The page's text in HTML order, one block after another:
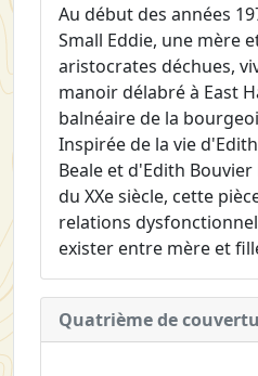
Au début des années
Small Eddie, une mère
aristocrates déchues,
manoir délabré à East
balnéaire de la
Inspirée de la vie
Beale et d'Edith
du XXe siècle, cette
relations
exister entre mère et
Quatrième de